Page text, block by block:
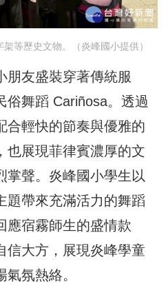
等歷史文物。（炎峰國小提供）
朋友盛裝穿著傳統服
俗舞蹈 Cariñosa。透過
合輕快的節奏與優雅的
也展現菲律賓濃厚的文
掌聲。炎峰國小學生以
題帶來充滿活力的舞蹈
應宿霧師生的盛情款
信大方，展現炎峰學童
氛熱絡。